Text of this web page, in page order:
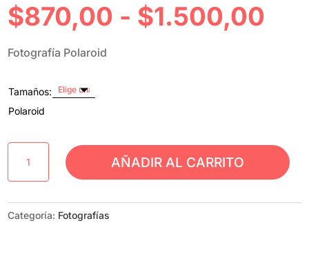
$870,00 - $1.500,00
Fotografía Polaroid
Tamaños:
Polaroid
Polaroid
cantidad
AÑADIR AL CARRITO
Categoría: Fotografías